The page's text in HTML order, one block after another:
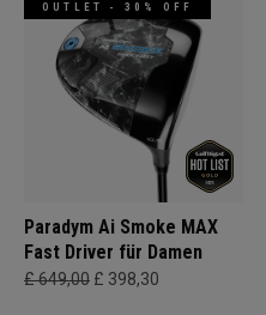
OUTLET - 30% OFF
Paradym Ai Smoke MAX
Fast Driver für Damen
£ 649,00 £ 398,30